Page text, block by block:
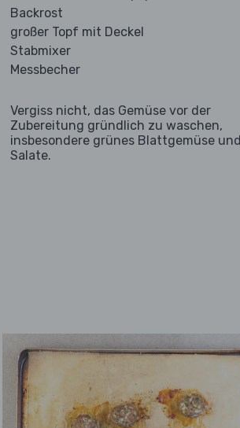
Backrost
großer Topf mit Deckel
Stabmixer
Messbecher
Vergiss nicht, das Gemüse vor der
Zubereitung gründlich zu waschen,
insbesondere grünes Blattgemüse und
Salate.